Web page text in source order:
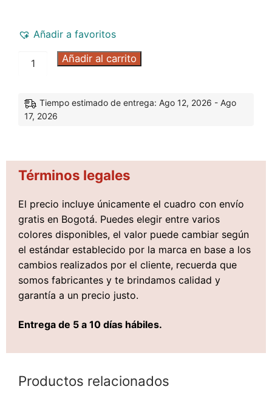
Añadir a favoritos
Añadir al carrito
Tiempo estimado de entrega: Ago 12, 2026 - Ago
17, 2026
Términos legales
El precio incluye únicamente el cuadro con envío
gratis en Bogotá. Puedes elegir entre varios
colores disponibles, el valor puede cambiar según
el estándar establecido por la marca en base a los
cambios realizados por el cliente, recuerda que
somos fabricantes y te brindamos calidad y
garantía a un precio justo.
Entrega de 5 a 10 días hábiles.
Productos relacionados